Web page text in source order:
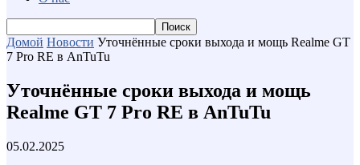
Домой Новости Уточнённые сроки выхода и мощь Realme GT
7 Pro RE в AnTuTu
Уточнённые сроки выхода и мощь
Realme GT 7 Pro RE в AnTuTu
05.02.2025